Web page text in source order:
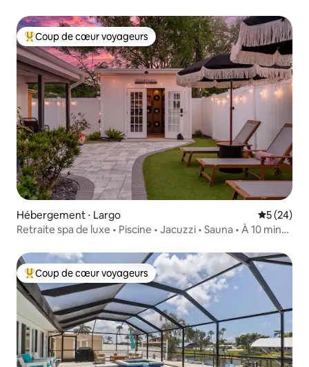
Coups de cœur voyageurs les plus appréciés
Coup de cœur voyageurs
Hébergement ⋅ Largo
5 (24)
Retraite spa de luxe • Piscine • Jacuzzi • Sauna • À 10 min
Coups de cœur voyageurs les plus appréciés
Coup de cœur voyageurs